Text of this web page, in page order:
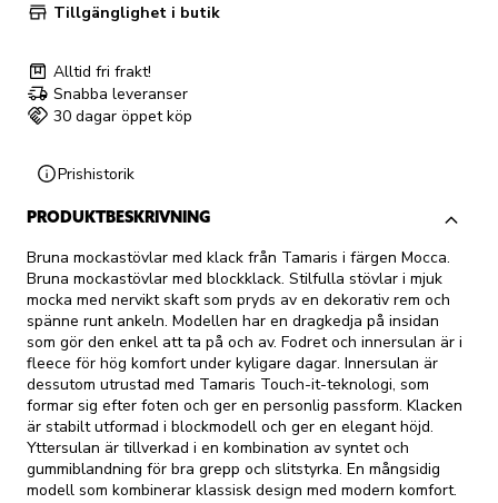
Tillgänglighet i butik
Alltid fri frakt!
Snabba leveranser
30 dagar öppet köp
Prishistorik
PRODUKTBESKRIVNING
Bruna mockastövlar med klack från Tamaris i färgen Mocca.
Bruna mockastövlar med blockklack. Stilfulla stövlar i mjuk
mocka med nervikt skaft som pryds av en dekorativ rem och
spänne runt ankeln. Modellen har en dragkedja på insidan
som gör den enkel att ta på och av. Fodret och innersulan är i
fleece för hög komfort under kyligare dagar. Innersulan är
dessutom utrustad med Tamaris Touch-it-teknologi, som
formar sig efter foten och ger en personlig passform. Klacken
är stabilt utformad i blockmodell och ger en elegant höjd.
Yttersulan är tillverkad i en kombination av syntet och
gummiblandning för bra grepp och slitstyrka. En mångsidig
modell som kombinerar klassisk design med modern komfort.